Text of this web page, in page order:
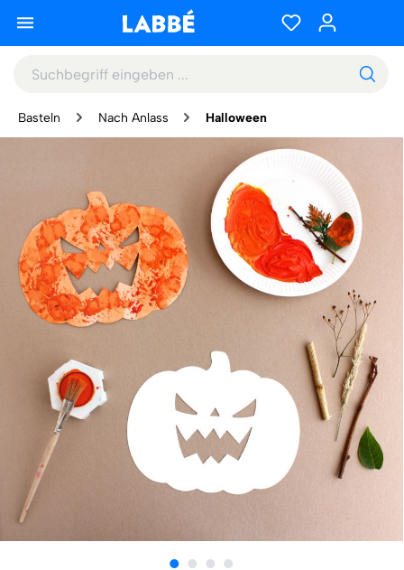
Basteln Nach Anlass Halloween